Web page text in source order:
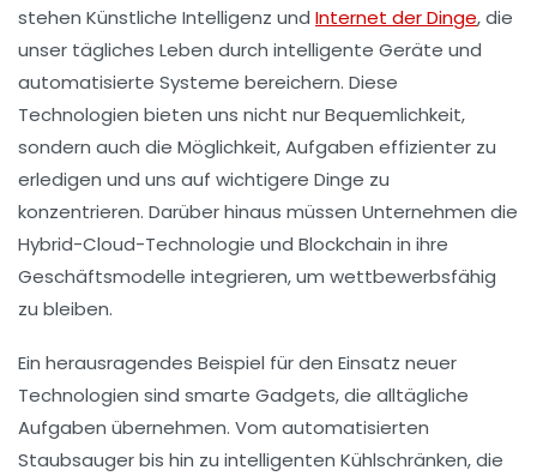
stehen Künstliche Intelligenz und Internet der Dinge, die
unser tägliches Leben durch intelligente Geräte und
automatisierte Systeme bereichern. Diese
Technologien bieten uns nicht nur Bequemlichkeit,
sondern auch die Möglichkeit, Aufgaben effizienter zu
erledigen und uns auf wichtigere Dinge zu
konzentrieren. Darüber hinaus müssen Unternehmen die
Hybrid-Cloud-Technologie und Blockchain in ihre
Geschäftsmodelle integrieren, um wettbewerbsfähig
zu bleiben.
Ein herausragendes Beispiel für den Einsatz neuer
Technologien sind smarte Gadgets, die alltägliche
Aufgaben übernehmen. Vom automatisierten
Staubsauger bis hin zu intelligenten Kühlschränken, die